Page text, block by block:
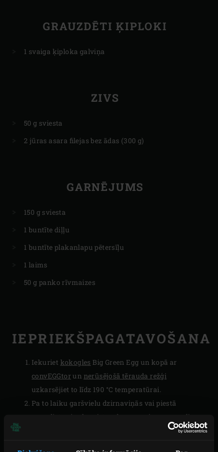
GRAUZDĒTI ĶIPLOKI
1 svaiga ķiploka galviņa
ZIVS
50 g sviesta
2 jūras asara filejas bez ādas (300 g)
GARNĒJUMS
150 g sviesta
1 buntīte diļļu
1 buntīte plakanlapu pētersīļu
1 laims
50 g panko rīvmaizes
IEPRIEKŠPAGATAVOŠANA
Iekuriet kokogles Big Green Egg un kopā ar
convEGGtor un nerūsējošā tērauda režģi
uzkarsējiet to līdz 190 °C temperatūrai.
Pa to laiku garšvielu dzirnaviņās vai piestā
samaliet vai saberziet vaduvanu, piparu graudiņus
un ķimeņu sēklas. Sajauciet kopā visas garšaugu